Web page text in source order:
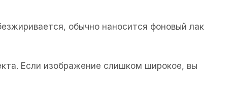
обычно наносится фоновый лак
Если изображение слишком широкое, вы